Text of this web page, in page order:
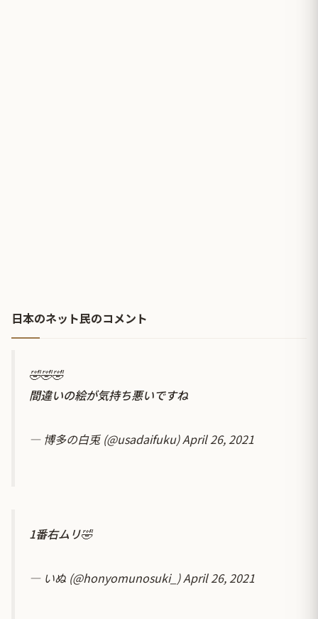
日本のネット民のコメント
🤣🤣🤣
間違いの絵が気持ち悪いですね
— 博多の白兎 (@usadaifuku)April 26, 2021
1番右ムリ🤣
— いぬ (@honyomunosuki_)April 26, 2021